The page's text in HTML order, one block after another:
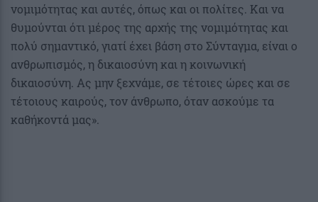
νομιμότητας και αυτές, όπως και οι πολίτες. Και να
θυμούνται ότι μέρος της αρχής της νομιμότητας και
πολύ σημαντικό, γιατί έχει βάση στο Σύνταγμα, είναι ο
ανθρωπισμός, η δικαιοσύνη και η κοινωνική
δικαιοσύνη. Ας μην ξεχνάμε, σε τέτοιες ώρες και σε
τέτοιους καιρούς, τον άνθρωπο, όταν ασκούμε τα
καθήκοντά μας».